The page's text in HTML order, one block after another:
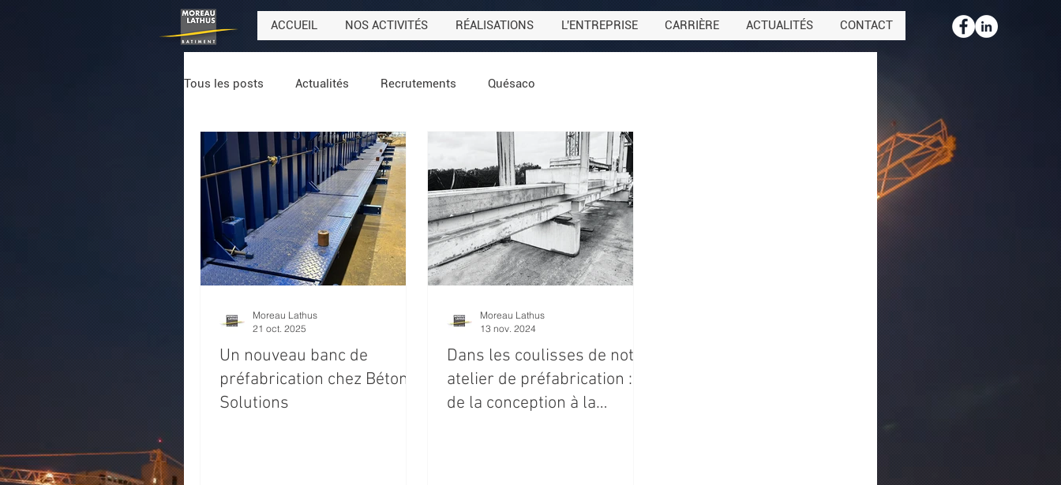
ACCUEIL NOS ACTIVITÉS RÉALISATIONS L'ENTREPRISE CARRIÈRE ACTUALITÉS CONTACT
Tous les posts Actualités Recrutements Quésaco
Un nouveau banc de
préfabrication chez Béton
Solutions
Moreau Lathus
21 oct. 2025
Dans les coulisses de notre
atelier de préfabrication :
de la conception à la
Moreau Lathus
13 nov. 2024